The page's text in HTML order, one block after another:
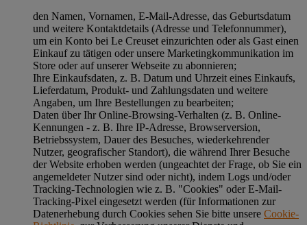
den Namen, Vornamen, E-Mail-Adresse, das Geburtsdatum
und weitere Kontaktdetails (Adresse und Telefonnummer),
um ein Konto bei Le Creuset einzurichten oder als Gast einen
Einkauf zu tätigen oder unsere Marketingkommunikation im
Store oder auf unserer Webseite zu abonnieren;
Ihre Einkaufsdaten, z. B. Datum und Uhrzeit eines Einkaufs,
Lieferdatum, Produkt- und Zahlungsdaten und weitere
Angaben, um Ihre Bestellungen zu bearbeiten;
Daten über Ihr Online-Browsing-Verhalten (z. B. Online-
Kennungen - z. B. Ihre IP-Adresse, Browserversion,
Betriebssystem, Dauer des Besuches, wiederkehrender
Nutzer, geografischer Standort), die während Ihrer Besuche
der Website erhoben werden (ungeachtet der Frage, ob Sie ein
angemeldeter Nutzer sind oder nicht), indem Logs und/oder
Tracking-Technologien wie z. B. "Cookies" oder E-Mail-
Tracking-Pixel eingesetzt werden (für Informationen zur
Datenerhebung durch Cookies sehen Sie bitte unsere Cookie-